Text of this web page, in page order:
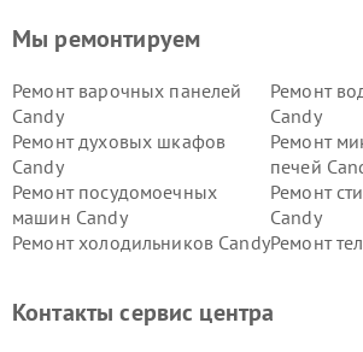
Мы ремонтируем
Ремонт варочных панелей
Candy
Ремонт
Candy
Ремонт духовых шкафов
Candy
Ремонт
печей
Ремонт посудомоечных
машин Candy
Ремонт
Candy
Ремонт холодильников CandyРемонт
Контакты сервис центра